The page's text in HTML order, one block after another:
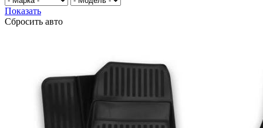
Показать
Сбросить авто